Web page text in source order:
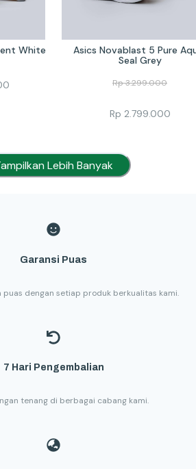
White
Asics Novablast 5 Pure
Seal Grey
Rp3.299.000
Rp 2.799.000
Lebih Banyak
Garansi Puas
puas dengan setiap produk berkualitas kami.
7 Hari Pengembalian
tenang di berbagai cabang kami.